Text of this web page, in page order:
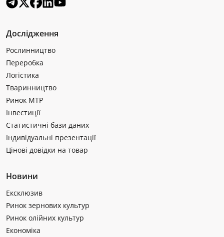
Дослідження
Рослинництво
Переробка
Логістика
Тваринництво
Ринок МТР
Інвестиції
Статистичні бази даних
Індивідуальні презентації
Цінові довідки на товар
Новини
Ексклюзив
Ринок зернових культур
Ринок олійних культур
Економіка